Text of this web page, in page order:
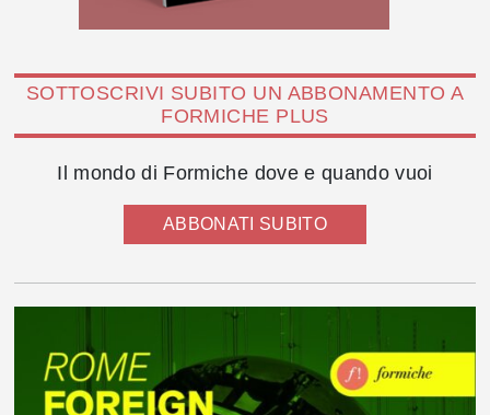
SOTTOSCRIVI SUBITO UN ABBONAMENTO A
FORMICHE PLUS
Il mondo di Formiche dove e quando vuoi
ABBONATI SUBITO